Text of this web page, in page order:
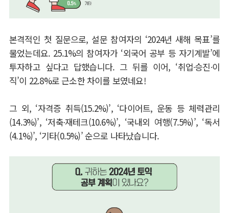
본격적인 첫 질문으로, 설문 참여자의 ‘2024년 새해 목표’를
물었는데요. 25.1%의 참여자가 ‘외국어 공부 등 자기계발’에
투자하고 싶다고 답했습니다. 그 뒤를 이어, ‘취업∙승진∙이
직’이 22.8%로 근소한 차이를 보였네요!
그 외, ‘자격증 취득(15.2%)’, ‘다이어트, 운동 등 체력관리
(14.3%)’, ‘저축∙재테크(10.6%)’, ‘국내외 여행(7.5%)’, ‘독서
(4.1%)’, ‘기타(0.5%)’순으로 나타났습니다.